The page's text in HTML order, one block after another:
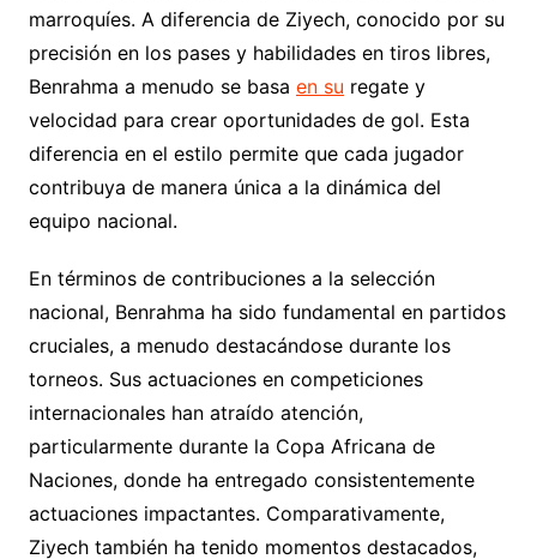
marroquíes. A diferencia de Ziyech, conocido por su
precisión en los pases y habilidades en tiros libres,
Benrahma a menudo se basa en su regate y
velocidad para crear oportunidades de gol. Esta
diferencia en el estilo permite que cada jugador
contribuya de manera única a la dinámica del
equipo nacional.
En términos de contribuciones a la selección
nacional, Benrahma ha sido fundamental en partidos
cruciales, a menudo destacándose durante los
torneos. Sus actuaciones en competiciones
internacionales han atraído atención,
particularmente durante la Copa Africana de
Naciones, donde ha entregado consistentemente
actuaciones impactantes. Comparativamente,
Ziyech también ha tenido momentos destacados,